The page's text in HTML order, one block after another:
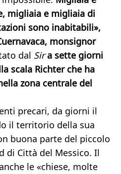
migliaia e migliaia di
sono inabitabili»,
monsignor
dal Sir a sette giorni
scala Richter che ha
zona centrale del
precari, da giorni il
il territorio della sua
buona parte del piccolo
di Città del Messico. Il
le «chiese, molte